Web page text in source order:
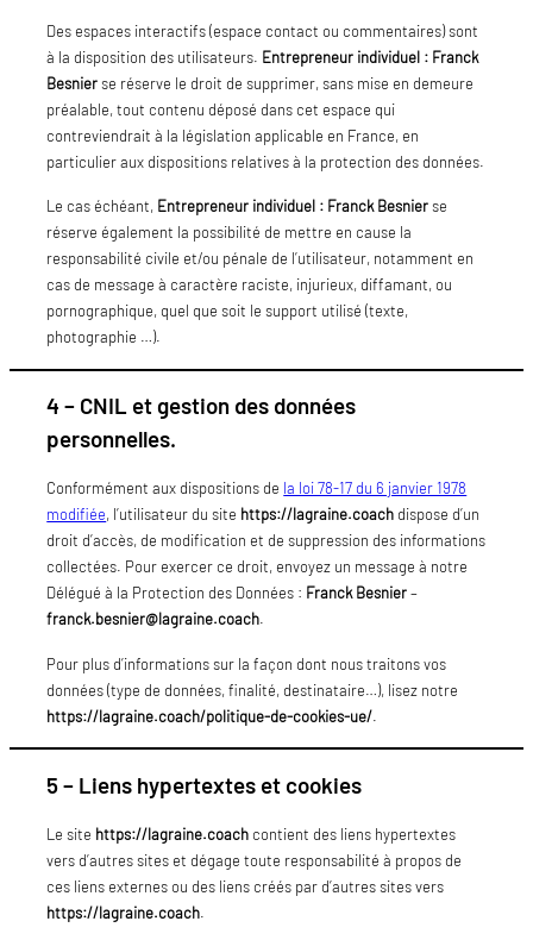
Des espaces interactifs (espace contact ou commentaires) sont
à la disposition des utilisateurs. Entrepreneur individuel : Franck
Besnierse réserve le droit de supprimer, sans mise en demeure
préalable, tout contenu déposé dans cet espace qui
contreviendrait à la législation applicable en France, en
particulier aux dispositions relatives à la protection des données.
Le cas échéant, Entrepreneur individuel : Franck Besnierse
réserve également la possibilité de mettre en cause la
responsabilité civile et/ou pénale de l’utilisateur, notamment en
cas de message à caractère raciste, injurieux, diffamant, ou
pornographique, quel que soit le support utilisé (texte,
photographie …).
4 – CNIL et gestion des données
personnelles.
Conformément aux dispositions de la loi 78-17 du 6 janvier 1978
modifiée, l’utilisateur du site https://lagraine.coach dispose d’un
droit d’accès, de modification et de suppression des informations
collectées. Pour exercer ce droit, envoyez un message à notre
Délégué à la Protection des Données : Franck Besnier–
franck.besnier@lagraine.coach.
Pour plus d’informations sur la façon dont nous traitons vos
données (type de données, finalité, destinataire…), lisez notre
https://lagraine.coach/politique-de-cookies-ue/.
5 – Liens hypertextes et cookies
Le site https://lagraine.coach contient des liens hypertextes
vers d’autres sites et dégage toute responsabilité à propos de
ces liens externes ou des liens créés par d’autres sites vers
https://lagraine.coach.